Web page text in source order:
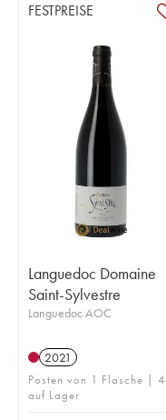
FESTPREISE
Languedoc Domaine
Saint-Sylvestre
Languedoc AOC
2021
Posten von 1 Flasche |
auf Lager